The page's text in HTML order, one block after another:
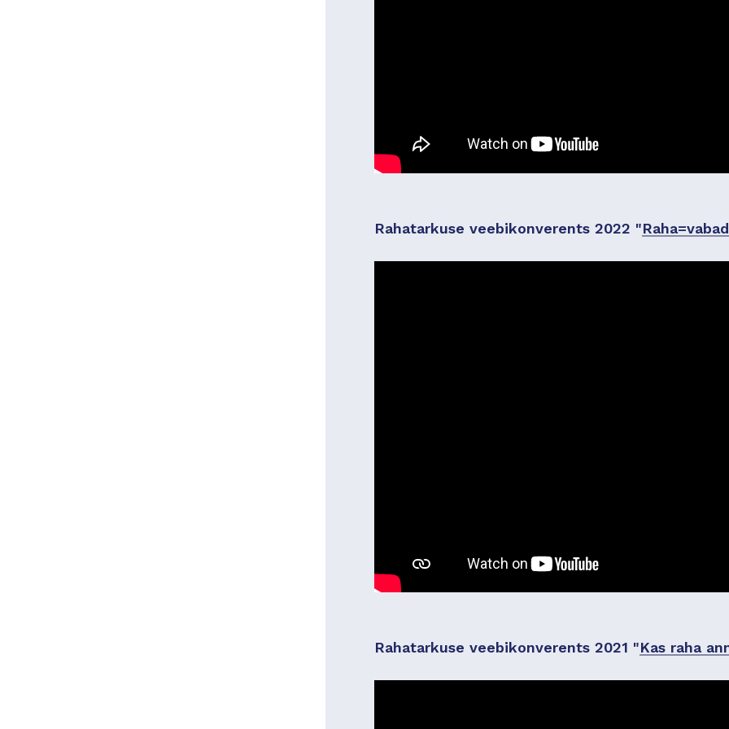
Rahatarkuse veebikonverents 2022 "
Rahatarkuse veebikonverents 2021 "Kas raha